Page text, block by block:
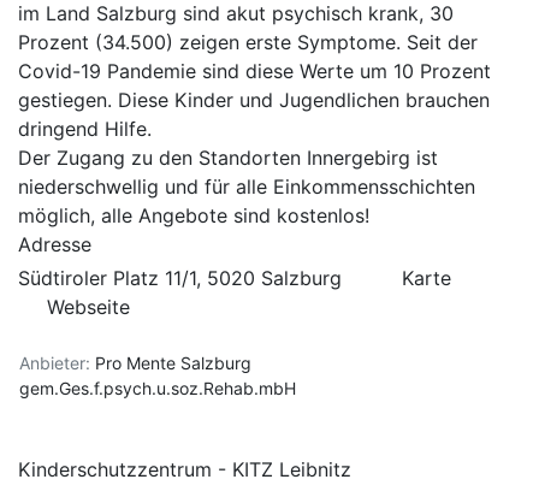
im Land Salzburg sind akut psychisch krank, 30
Prozent (34.500) zeigen erste Symptome. Seit der
Covid-19 Pandemie sind diese Werte um 10 Prozent
gestiegen. Diese Kinder und Jugendlichen brauchen
dringend Hilfe.
Der Zugang zu den Standorten Innergebirg ist
niederschwellig und für alle Einkommensschichten
möglich, alle Angebote sind kostenlos!
Adresse
Südtiroler Platz 11/1, 5020 Salzburg
Karte
Webseite
Anbieter: Pro Mente Salzburg
gem.Ges.f.psych.u.soz.Rehab.mbH
Kinderschutzzentrum - KITZ Leibnitz